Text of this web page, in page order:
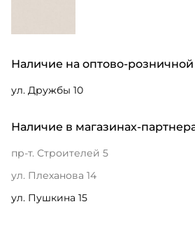
Наличие на оптово-розничной
ул. Дружбы 10
Наличие в магазинах-
пр-т. Строителей 5
ул. Плеханова 14
ул. Пушкина 15